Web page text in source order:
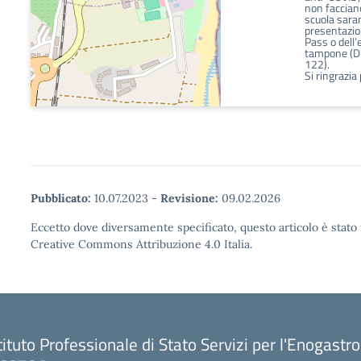
non
scuola
Pass o
tampone
122).
Si ringrazia
Pubblicato: 10.07.2023 - Revisione: 09.02.2026
Eccetto dove diversamente specificato, questo articolo è
Creative Commons Attribuzione 4.0 Italia.
Professionale di Stato Servizi per